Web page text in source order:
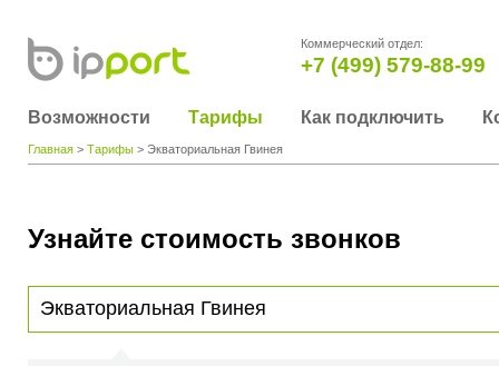
Коммерческий отдел:
+7 (499) 579-88-99
Возможности Тарифы Как подключить
Главная > Тарифы > Экваториальная Гвинея
Узнайте стоимость звонков